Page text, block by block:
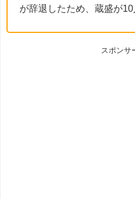
が辞退したため、蔵盛が
スポンサ